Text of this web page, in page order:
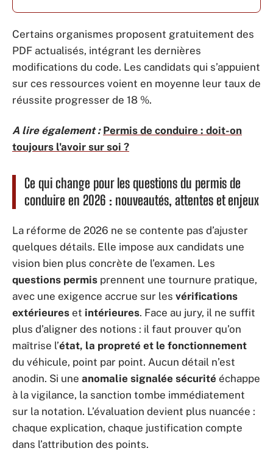
Certains organismes proposent gratuitement des
PDF actualisés, intégrant les dernières
modifications du code. Les candidats qui s’appuient
sur ces ressources voient en moyenne leur taux de
réussite progresser de 18 %.
A lire également : Permis de conduire : doit-on
toujours l'avoir sur soi ?
Ce qui change pour les questions du permis de
conduire en 2026 : nouveautés, attentes et enjeux
La réforme de 2026 ne se contente pas d’ajuster
quelques détails. Elle impose aux candidats une
vision bien plus concrète de l’examen. Les
questions permis prennent une tournure pratique,
avec une exigence accrue sur les vérifications
extérieures et intérieures. Face au jury, il ne suffit
plus d’aligner des notions : il faut prouver qu’on
maîtrise l’état, la propreté et le fonctionnement
du véhicule, point par point. Aucun détail n’est
anodin. Si une anomalie signalée sécurité échappe
à la vigilance, la sanction tombe immédiatement
sur la notation. L’évaluation devient plus nuancée :
chaque explication, chaque justification compte
dans l’attribution des points.